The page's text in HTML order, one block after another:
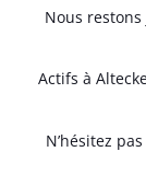
Nous
Actifs à
N’hésitez